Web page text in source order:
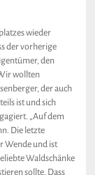
wieder
der vorherige
den
wollten
der auch
ist und sich
„Auf dem
Die letzte
Wende und ist
Waldschänke
sollte. Dass